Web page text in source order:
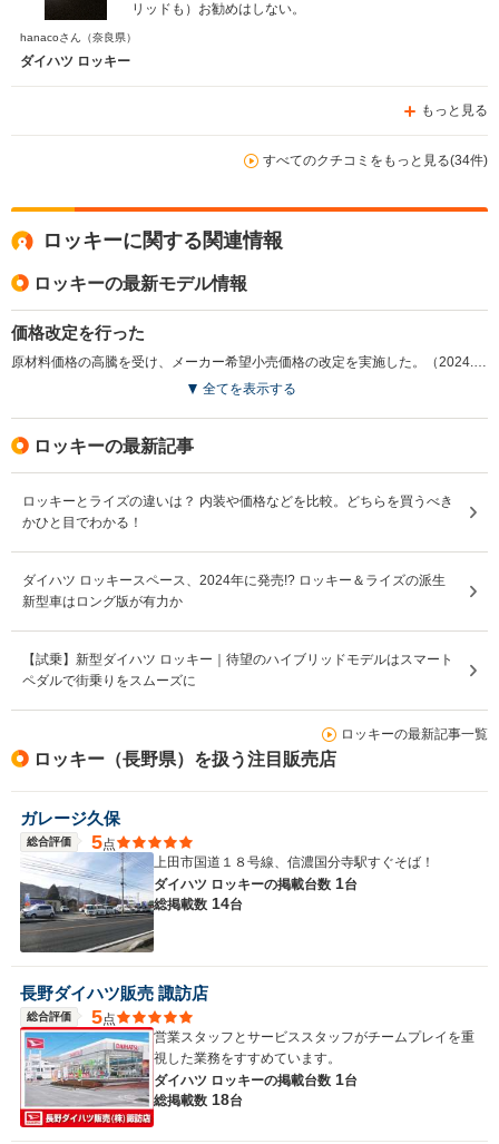
リッドも）お勧めはしない。
hanacoさん （奈良県）
ダイハツ ロッキー
もっと見る
すべてのクチコミをもっと見る(34件)
ロッキーに関する関連情報
ロッキーの最新モデル情報
価格改定を行った
全てを表示する
ロッキーの最新記事
ロッキーとライズの違いは？ 内装や価格などを比較。どちらを買うべき
かひと目でわかる！
ダイハツ ロッキースペース、2024年に発売!? ロッキー＆ライズの派生
新型車はロング版が有力か
【試乗】新型ダイハツ ロッキー｜待望のハイブリッドモデルはスマート
ペダルで街乗りをスムーズに
ロッキーの最新記事一覧
ロッキー（長野県）を扱う注目販売店
ガレージ久保
総合評価 5点
上田市国道１８号線、信濃国分寺駅すぐそば！
ダイハツ ロッキーの掲載台数 1台
総掲載数 14台
長野ダイハツ販売 諏訪店
総合評価 5点
営業スタッフとサービススタッフがチームプレイを重
視した業務をすすめています。
ダイハツ ロッキーの掲載台数 1台
総掲載数 18台